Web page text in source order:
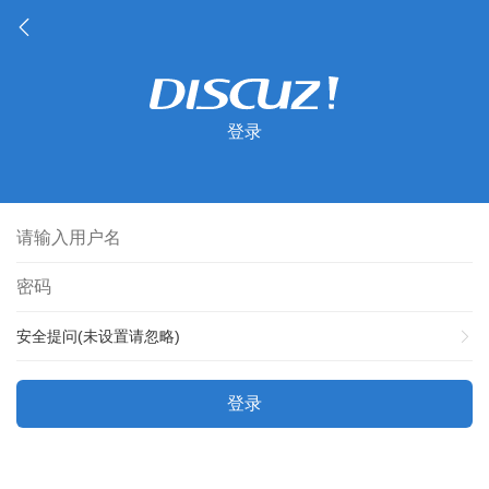
登录
安全提问(未设置请忽略)
登录